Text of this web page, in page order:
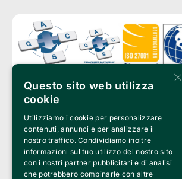
Clappit is a trademark of:
Bemils Srl
a Socio Unico
Via Fosse Ardeatine, 4 -20092 Cinisello Balsamo (MI)
PI 05589050961
Iscr. C.C.I.A.A. Milano R.E.A. 1833471
© 2010-2025 Bemils Srl - All rights reserved
×
Questo sito web utilizza
cookie
Utilizziamo i cookie per personalizzare
contenuti, annunci e per analizzare il
nostro traffico. Condividiamo inoltre
informazioni sul tuo utilizzo del nostro sito
con i nostri partner pubblicitari e di analisi
che potrebbero combinarle con altre